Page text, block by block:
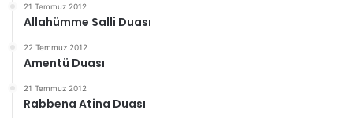
21 Temmuz 2012
Allahümme Salli Duası
22 Temmuz 2012
Amentü Duası
21 Temmuz 2012
Rabbena Atina Duası